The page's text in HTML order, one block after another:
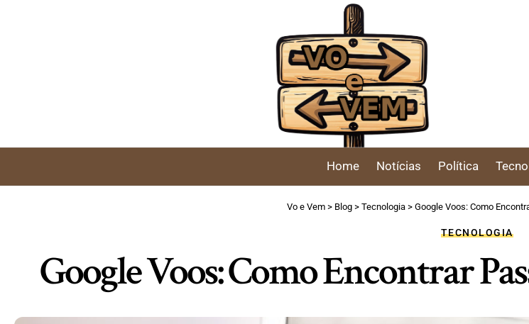
Home Notícias Política
Vo e Vem > Blog > Tecnologia > Google Voos: Como
TECNOLOGIA
Google Voos: Como Encontrar